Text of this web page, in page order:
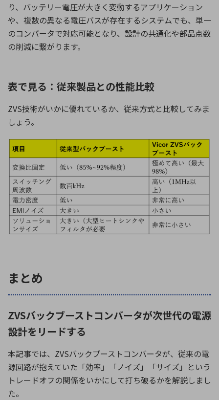
り、バッテリー電圧が大きく変動するアプリケーション
や、複数の異なる電圧バスが存在するシステムでも、単一
のコンバータで対応可能となり、設計の共通化や部品点数
の削減に繋がります。
表で見る：従来製品との性能比較
ZVS技術がいかに優れているか、従来方式と比較してみま
しょう。
まとめ
ZVSバックブーストコンバータが次世代の電源
設計をリードする
本記事では、 ZVSバックブーストコンバータが、従来の電
源回路が抱えていた「効率」「ノイズ」「サイズ」という
トレードオフの関係をいかにして打ち破るかを解説しまし
た。